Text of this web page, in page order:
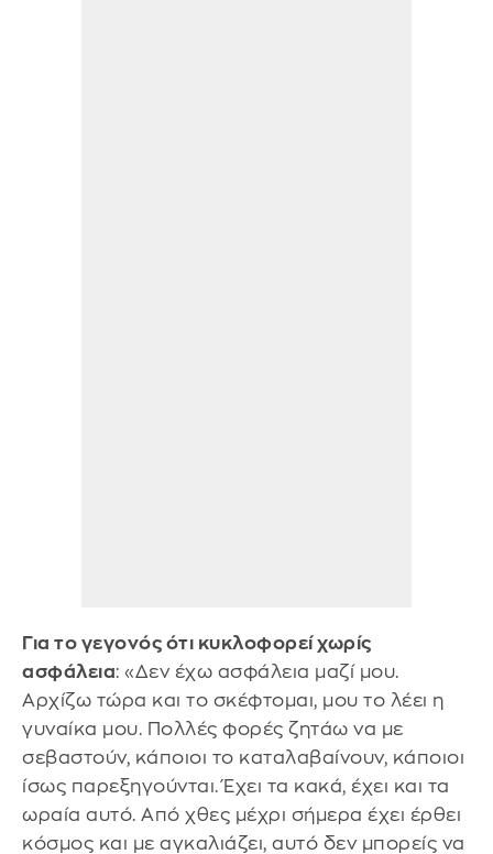
Για το γεγονός ότι κυκλοφορεί χωρίς
ασφάλεια: «Δεν έχω ασφάλεια μαζί μου.
Αρχίζω τώρα και το σκέφτομαι, μου το λέει η
γυναίκα μου. Πολλές φορές ζητάω να με
σεβαστούν, κάποιοι το καταλαβαίνουν, κάποιοι
ίσως παρεξηγούνται. Έχει τα κακά, έχει και τα
ωραία αυτό. Από χθες μέχρι σήμερα έχει έρθει
κόσμος και με αγκαλιάζει, αυτό δεν μπορείς να